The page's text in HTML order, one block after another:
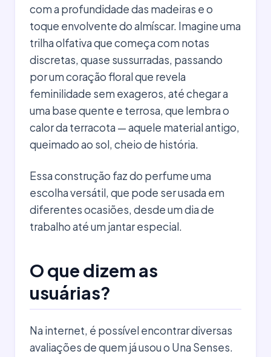
com a profundidade das madeiras e o
toque envolvente do almíscar. Imagine uma
trilha olfativa que começa com notas
discretas, quase sussurradas, passando
por um coração floral que revela
feminilidade sem exageros, até chegar a
uma base quente e terrosa, que lembra o
calor da terracota — aquele material antigo,
queimado ao sol, cheio de história.
Essa construção faz do perfume uma
escolha versátil, que pode ser usada em
diferentes ocasiões, desde um dia de
trabalho até um jantar especial.
O que dizem as
usuárias?
Na internet, é possível encontrar diversas
avaliações de quem já usou o Una Senses.